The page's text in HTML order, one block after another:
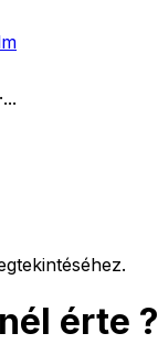
·...
érte ?